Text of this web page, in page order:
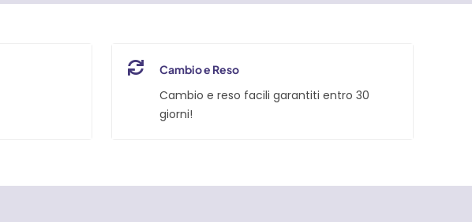
Cambio e Reso
Cambio e reso facili garantiti entro 30
giorni!